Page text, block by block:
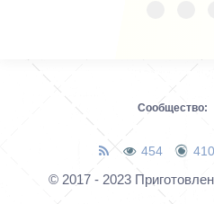
Сообщество:
454 410
© 2017 - 2023